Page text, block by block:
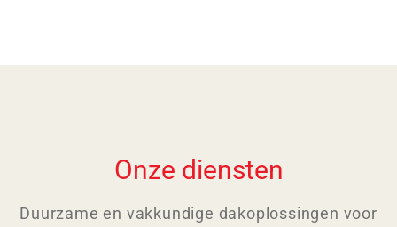
Onze diensten
Duurzame en vakkundige dakoplossingen voor